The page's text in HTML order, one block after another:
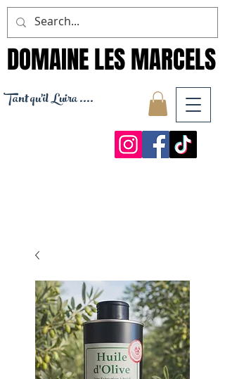
DOMAINE LES MARCELS
DOMAINE LES MARCELS
Tant qu'il Luira ....